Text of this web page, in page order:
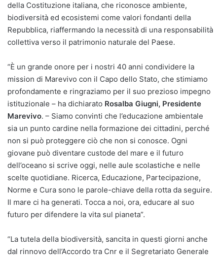
della Costituzione italiana, che riconosce ambiente,
biodiversità ed ecosistemi come valori fondanti della
Repubblica, riaffermando la necessità di una responsabilità
collettiva verso il patrimonio naturale del Paese.
“È un grande onore per i nostri 40 anni condividere la
mission di Marevivo con il Capo dello Stato, che stimiamo
profondamente e ringraziamo per il suo prezioso impegno
istituzionale – ha dichiarato Rosalba Giugni, Presidente
Marevivo. – Siamo convinti che l’educazione ambientale
sia un punto cardine nella formazione dei cittadini, perché
non si può proteggere ciò che non si conosce. Ogni
giovane può diventare custode del mare e il futuro
dell’oceano si scrive oggi, nelle aule scolastiche e nelle
scelte quotidiane. Ricerca, Educazione, Partecipazione,
Norme e Cura sono le parole-chiave della rotta da seguire.
Il mare ci ha generati. Tocca a noi, ora, educare al suo
futuro per difendere la vita sul pianeta”.
“La tutela della biodiversità, sancita in questi giorni anche
dal rinnovo dell’Accordo tra Cnr e il Segretariato Generale